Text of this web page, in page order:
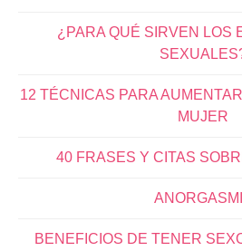
¿PARA QUÉ SIRVEN LOS
12 TÉCNICAS PARA
MUJER
40 FRASES Y CITAS
BENEFICIOS DE TENER